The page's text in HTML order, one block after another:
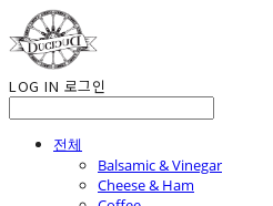
LOG IN 로그인
전체
Balsamic & Vinegar
Cheese & Ham